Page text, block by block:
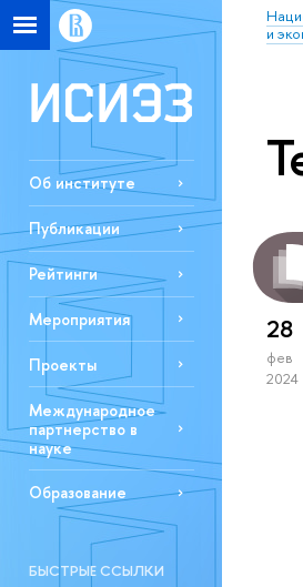
и
Об институте
Публикации
Рейтинги
Мероприятия
Проекты
Международное
партнерство в
науке
Образование
БЫСТРЫЕ ССЫЛКИ
28
фев
2024